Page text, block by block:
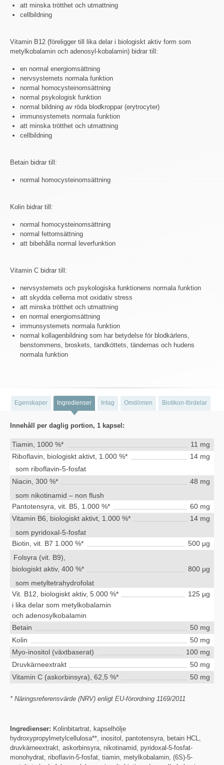
att minska trötthet och utmattning
cellbildning
Vitamin B12 (föreligger till lika delar i biologiskt aktiv form som
metylkobalamin och adenosyl-kobalamin) bidrar till:
en normal energiomsättning
nervsystemets normala funktion
normal homocysteinomsättning
normal psykologisk funktion
normal bildning av röda blodkroppar (erytrocyter)
immunsystemets normala funktion
att minska trötthet och utmattning
cellbildning
Betain bidrar till:
normal homocysteinomsättning
Kolin bidrar till:
normal homocysteinomsättning
normal fettomsättning
att bibehålla normal leverfunktion
Vitamin C bidrar till:
nervsystemets och psykologiska funktionens normala funktion
att skydda cellerna mot oxidativ stress
att minska trötthet och utmattning
en normal energiomsättning
immunsystemets normala funktion
normal kollagenbildning som har betydelse för blodkärlens,
benstommens, broskets, tandköttets, tändernas och hudens
normala funktion
Egenskaper Ingredienser Intag Omdömen Biotikon-fördelar
Innehåll per daglig portion, 1 kapsel:
Tiamin, 1000 %*
11 mg
Riboflavin, biologiskt aktivt, 1.000 %*
14 mg
som riboflavin-5-fosfat
Niacin, 300 %*
48 mg
som nikotinamid – non flush
Pantotensyra, vit. B5, 1.000 %*
60 mg
Vitamin B6, biologiskt aktivt, 1.000 %*
14 mg
som pyridoxal-5-fosfat
Biotin, vit. B7 1.000 %*
500 µg
Folsyra (vit. B9),
biologiskt aktiv, 400 %*
800 µg
som metyltetrahydrofolat
Vit. B12, biologiskt aktiv, 5.000 %*
125 µg
i lika delar som metylkobalamin
och adenosylkobalamin
Betain
50 mg
Kolin
50 mg
Myo-inositol (växtbaserat)
100 mg
Druvkärneextrakt
50 mg
Vitamin C (askorbinsyra), 62,5 %*
50 mg
* Näringsreferensvärde (NRV) enligt EU-förordning 1169/2011
Ingredienser: Kolinbitartrat, kapselhölje
hydroxypropylmetylcellulosa**, inositol, pantotensyra, betain HCL,
druvkärneextrakt, askorbinsyra, nikotinamid, pyridoxal-5-fosfat-
monohydrat, riboflavin-5-fosfat, tiamin, metylkobalamin, (6S)-5-